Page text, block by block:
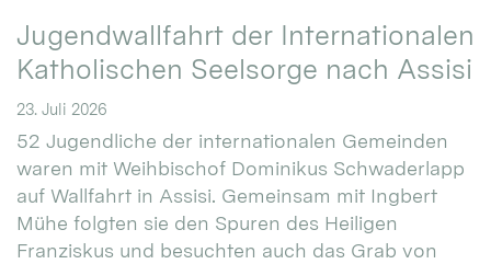
Jugendwallfahrt der Internationalen
Katholischen Seelsorge nach Assisi
23. Juli 2026
52 Jugendliche der internationalen Gemeinden
waren mit Weihbischof Dominikus Schwaderlapp
auf Wallfahrt in Assisi. Gemeinsam mit Ingbert
Mühe folgten sie den Spuren des Heiligen
Franziskus und besuchten auch das Grab von